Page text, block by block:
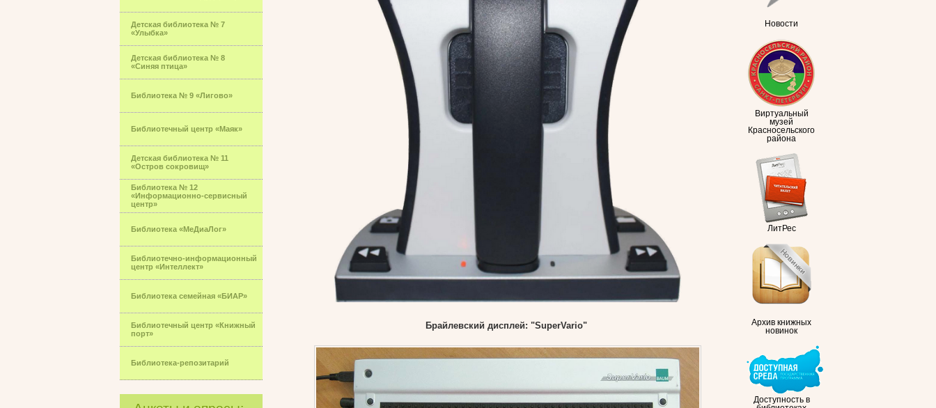
Детская библиотека № 7
«Улыбка»
Детская библиотека № 8
«Синяя птица»
Библиотека № 9 «Лигово»
Библиотечный центр «Маяк»
Детская библиотека № 11
«Остров сокровищ»
Библиотека № 12
«Информационно-сервисный
центр»
Библиотека «МеДиаЛог»
Библиотечно-информационный
центр «Интеллект»
Библиотека семейная «БИАР»
Библиотечный центр «Книжный
порт»
Библиотека-репозитарий
Новости
Виртуальный
музей
Красносельского
района
ЛитРес
Архив книжных
новинок
Доступность в
Брайлевский дисплей: "SuperVario"